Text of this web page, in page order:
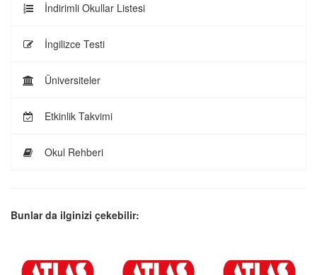
İndirimli Okullar Listesi
İngilizce Testi
Üniversiteler
Etkinlik Takvimi
Okul Rehberi
Bunlar da ilginizi çekebilir: